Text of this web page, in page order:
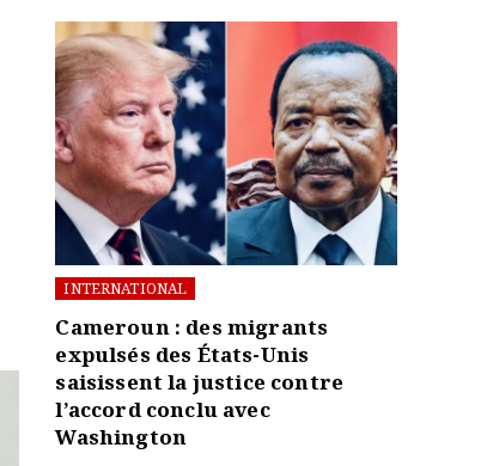
INTERNATIONAL
Cameroun : des migrants
expulsés des États-Unis
saisissent la justice contre
l’accord conclu avec
Washington